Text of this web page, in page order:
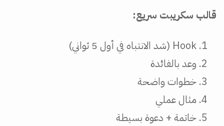
قالب سكريبت سريع:
Hook (شد الانتباه في أول 5 ثواني)
وعد بالفائدة
خطوات واضحة
مثال عملي
خاتمة + دعوة بسيطة